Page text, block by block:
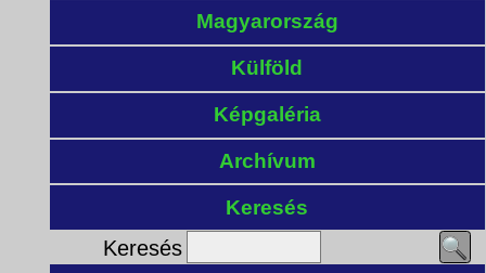
Magyarország
Külföld
Képgaléria
Archívum
Keresés
Keresés